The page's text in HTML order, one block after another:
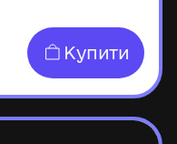
Купити